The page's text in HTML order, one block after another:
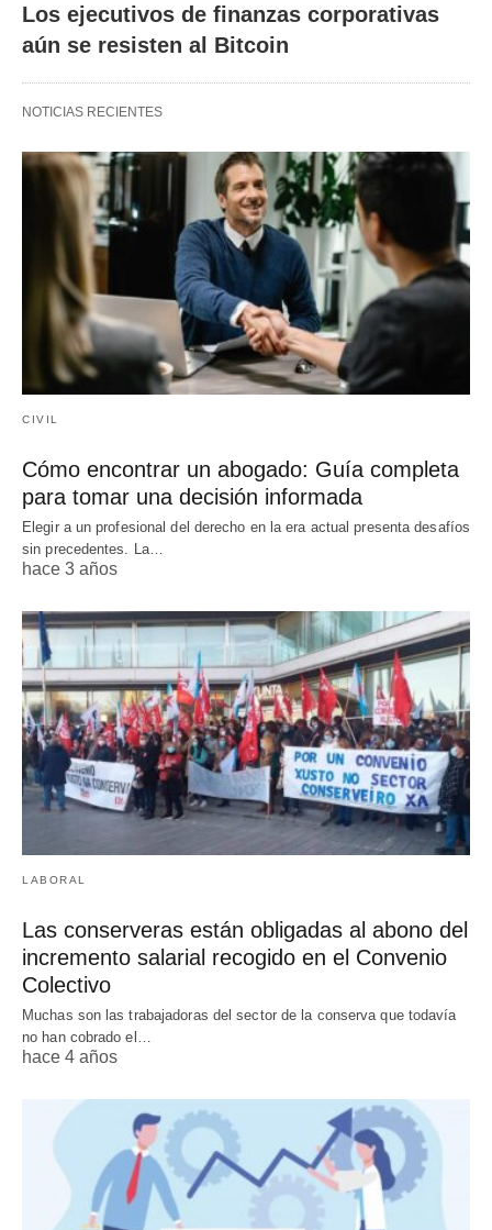
Los ejecutivos de finanzas corporativas
aún se resisten al Bitcoin
NOTICIAS RECIENTES
CIVIL
Cómo encontrar un abogado: Guía completa
para tomar una decisión informada
Elegir a un profesional del derecho en la era actual presenta desafíos
sin precedentes. La…
hace 3 años
LABORAL
Las conserveras están obligadas al abono del
incremento salarial recogido en el Convenio
Colectivo
Muchas son las trabajadoras del sector de la conserva que todavía
no han cobrado el…
hace 4 años